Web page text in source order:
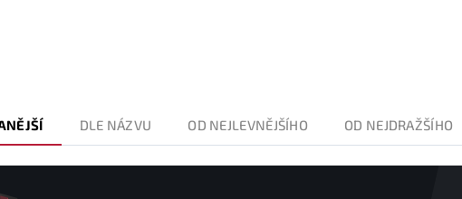
DLE NÁZVU OD NEJLEVNĚJŠÍHO OD NEJDRAŽŠÍHO